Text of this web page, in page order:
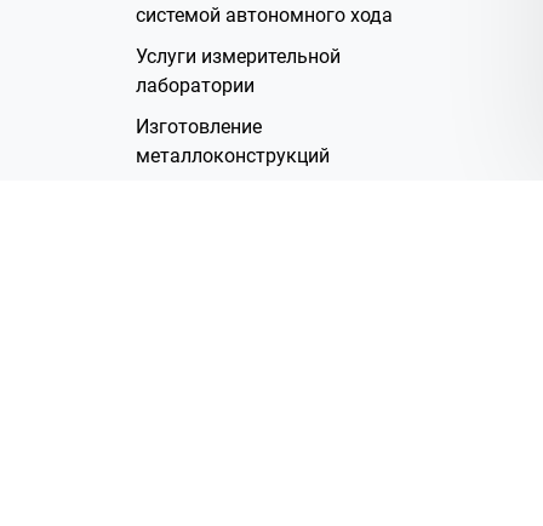
системой автономного хода
Услуги измерительной
лаборатории
Изготовление
металлоконструкций